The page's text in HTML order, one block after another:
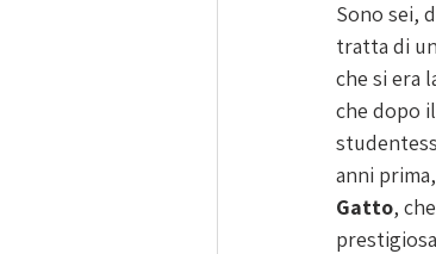
Sono sei,
tratta di
che si era
che dopo
anni
Gatto,